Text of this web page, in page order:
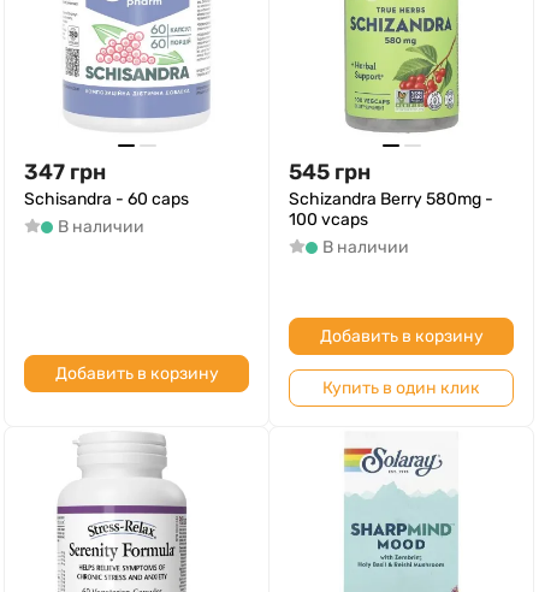
347 грн
Schisandra - 60 caps
В наличии
Добавить в корзину
545 грн
Schizandra Berry 580mg -
100 vcaps
В наличии
Добавить в корзину
Купить в один клик